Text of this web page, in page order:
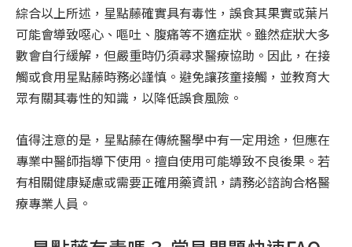
綜合以上所述，星點藤確實具有毒性，誤食其果實或葉片
可能會導致噁心、嘔吐、腹痛等不適症狀。雖然症狀大多
數會自行緩解，但嚴重時仍須尋求醫療協助。因此，在接
觸或食用星點藤時務必謹慎。避免讓孩童接觸，並教育大
眾有關其毒性的知識，以降低誤食風險。
值得注意的是，星點藤在傳統醫學中有一定用途，但應在
專業中醫師指導下使用。擅自使用可能導致不良後果。若
有相關健康疑慮或需要正確用藥資訊，請務必諮詢合格醫
療專業人員。